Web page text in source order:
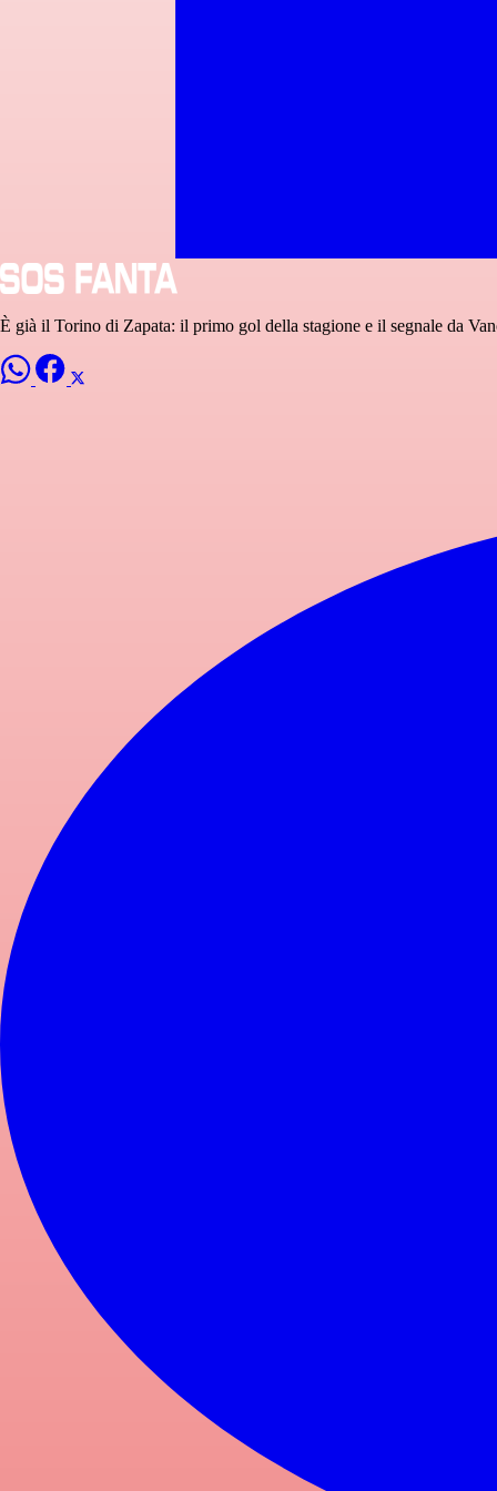
È già il Torino di Zapata: il primo gol della stagione e il segnale da